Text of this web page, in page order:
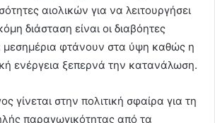
αιολικών για να λειτουργήσει
διάσταση είναι οι διαβόητες
μεσημέρια φτάνουν στα ύψη καθώς η
ενέργεια ξεπερνά την κατανάλωση.
γίνεται στην πολιτική σφαίρα για τη
παραγωγικότητας από τα